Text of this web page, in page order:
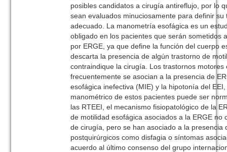
posibles candidatos a cirugía antireflujo, por lo
sean evaluados minuciosamente para definir su
adecuado. La manometría esofágica es un
obligado en los pacientes que serán sometidos
por ERGE, ya que define la función del cuerpo
descarta la presencia de algún trastorno de
contraindique la cirugía. Los trastornos motores
frecuentemente se asocian a la presencia de
esofágica inefectiva (MIE) y la hipotonía del
manométrico de estos pacientes puede ser
las RTEEI, el mecanismo fisiopatológico de la
de motilidad esofágica asociados a la ERGE no
de cirugía, pero se han asociado a la presencia
postquirúrgicos como disfagia o síntomas
acuerdo al último consenso del grupo